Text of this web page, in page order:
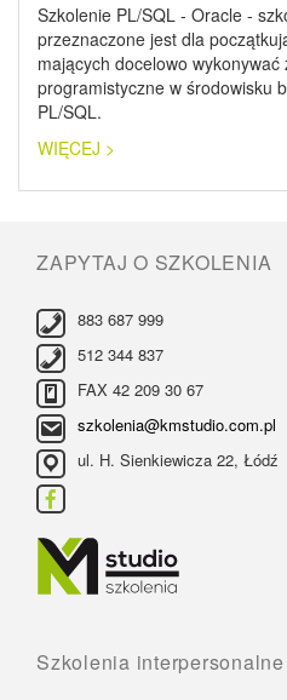
Szkolenie PL/SQL - Oracle -
przeznaczone jest dla
mających docelowo wykonywać
programistyczne w środowisku
PL/SQL.
WIĘCEJ >
ZAPYTAJ O SZKOLENIA
883 687 999
512 344 837
FAX 42 209 30 67
szkolenia@kmstudio.com.pl
ul. H. Sienkiewicza 22, Łódź
Szkolenia interpersonalne